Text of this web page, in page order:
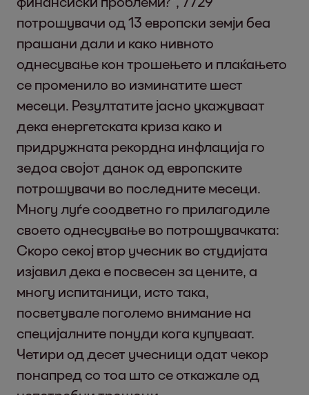
потрошувачи од 13 европски земји беа
прашани дали и како нивното
однесување кон трошењето и плаќањето
се променило во изминатите шест
месеци. Резултатите јасно укажуваат
дека енергетската криза како и
придружната рекордна инфлација го
зедоа својот данок од европските
потрошувачи во последните месеци.
Многу луѓе соодветно го прилагодиле
своето однесување во потрошувачката:
Скоро секој втор учесник во студијата
изјавил дека е посвесен за цените, а
многу испитаници, исто така,
посветувале поголемо внимание на
специјалните понуди кога купуваат.
Четири од десет учесници одат чекор
понапред со тоа што се откажале од